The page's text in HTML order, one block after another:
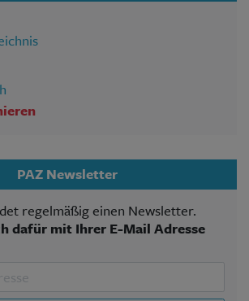
PAZ Newsletter
regelmäßig einen Newsletter.
dafür mit Ihrer E-Mail Adresse